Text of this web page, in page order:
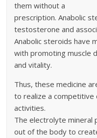
them without a
prescription. Anabolic
testosterone and
Anabolic steroids have
with promoting muscle
and vitality.
Thus, these medicine
to realize a competitive
activities.
The electrolyte mineral
out of the body to